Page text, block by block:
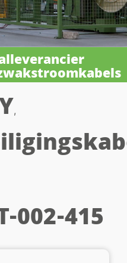
,
002-415